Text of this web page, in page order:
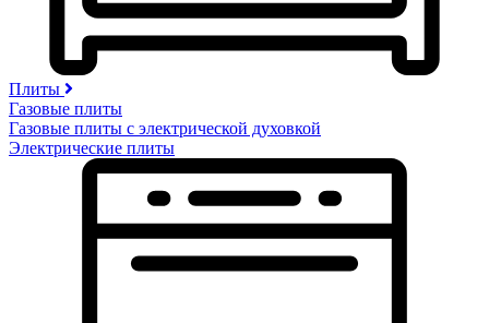
Плиты
Газовые плиты
Газовые плиты с электрической духовкой
Электрические плиты